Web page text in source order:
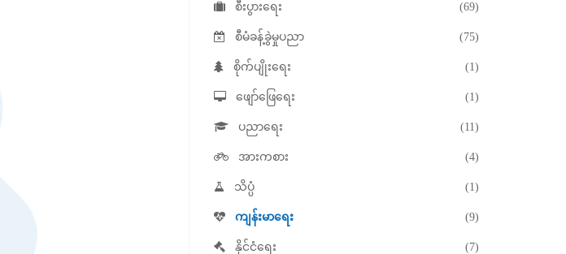
စီးပွားရေး (69)
စီမံခန့်ခွဲမှုပညာ (75)
စိုက်ပျိုးရေး (1)
ဖျော်ဖြေရေး (1)
ပညာရေး (11)
အားကစား (4)
သိပ္ပံ (1)
ကျန်းမာရေး (9)
နိုင်ငံရေး (7)